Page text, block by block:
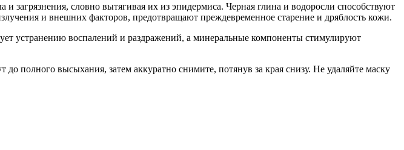
словно вытягивая их из эпидермиса. Черная глина и водоросли способствуют
и внешних факторов, предотвращают преждевременное старение и дряблость кожи.
устранению воспалений и раздражений, а минеральные компоненты стимулируют
полного высыхания, затем аккуратно снимите, потянув за края снизу. Не удаляйте маску